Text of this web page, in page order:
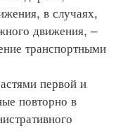
в случаях,
движения, –
транспортными
первой и
повторно в